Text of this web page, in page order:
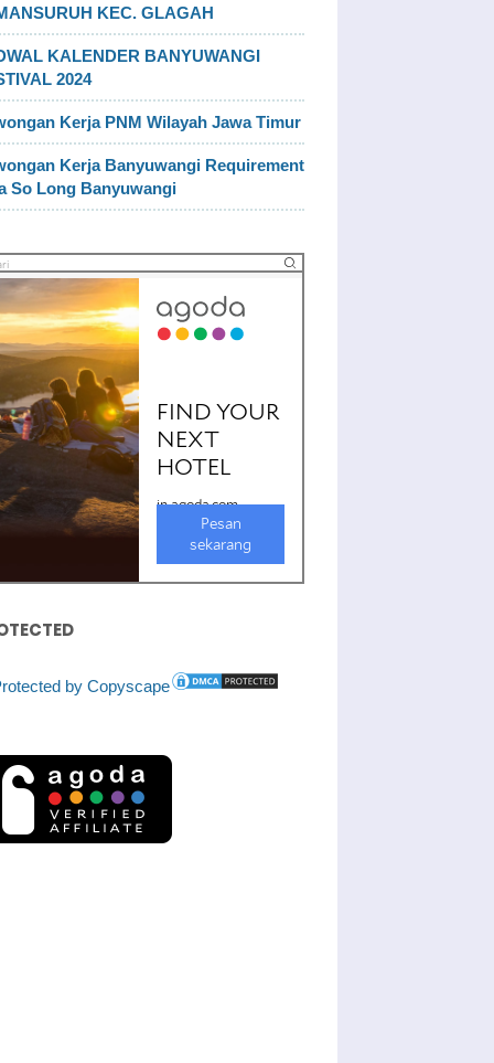
KEC. GLAGAH
KALENDER BANYUWANGI
2024
Kerja PNM Wilayah Jawa Timur
Kerja Banyuwangi Requirement
So Long Banyuwangi